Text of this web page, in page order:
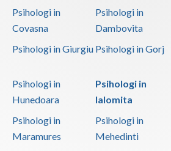
Psihologi in
Covasna
Psihologi in
Dambovita
Psihologi in Giurgiu Psihologi in Gorj
Psihologi in
Hunedoara
Psihologi in
Ialomita
Psihologi in
Maramures
Psihologi in
Mehedinti